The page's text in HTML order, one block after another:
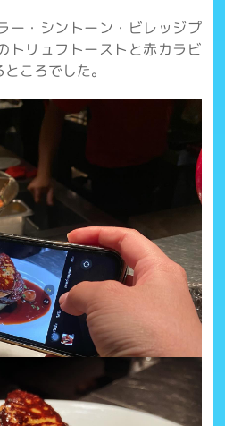
ー・シントーン・ビレッジプ
トリュフトーストと赤カラビ
ころでした。